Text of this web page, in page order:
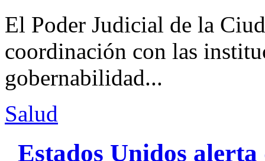
El Poder Judicial de la
coordinación con las
gobernabilidad...
Salud
Estados Unidos alerta